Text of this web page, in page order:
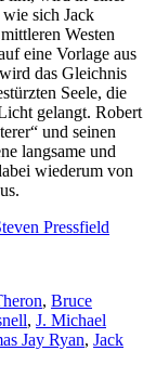
sich Jack
Westen
eine Vorlage aus
das Gleichnis
Seele, die
gelangt. Robert
und seinen
langsame und
wiederum von
Pressfield
, Bruce
, J. Michael
Jay Ryan, Jack